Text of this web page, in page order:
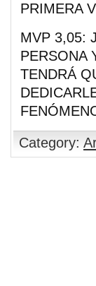
PRIMERA
MVP 3,05:
PERSONA
TENDRÁ
Category: